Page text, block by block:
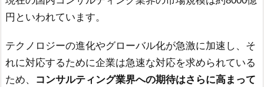
円といわれています。
テクノロジーの進化やグローバル化が急激に加速し、そ
れに対応するために企業は急速な対応を求められている
ため、
コンサルティング業界への期待はさらに高まって